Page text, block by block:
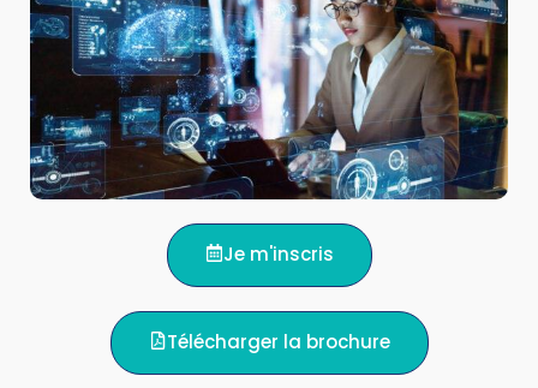
Je m'inscris
Télécharger la brochure